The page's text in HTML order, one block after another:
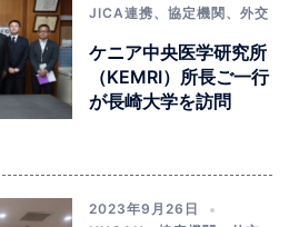
JICA連携、協定機関 、外交
ケニア中央医学研究所
（KEMRI）所長ご一行
が長崎大学を訪問
2023年9月26日